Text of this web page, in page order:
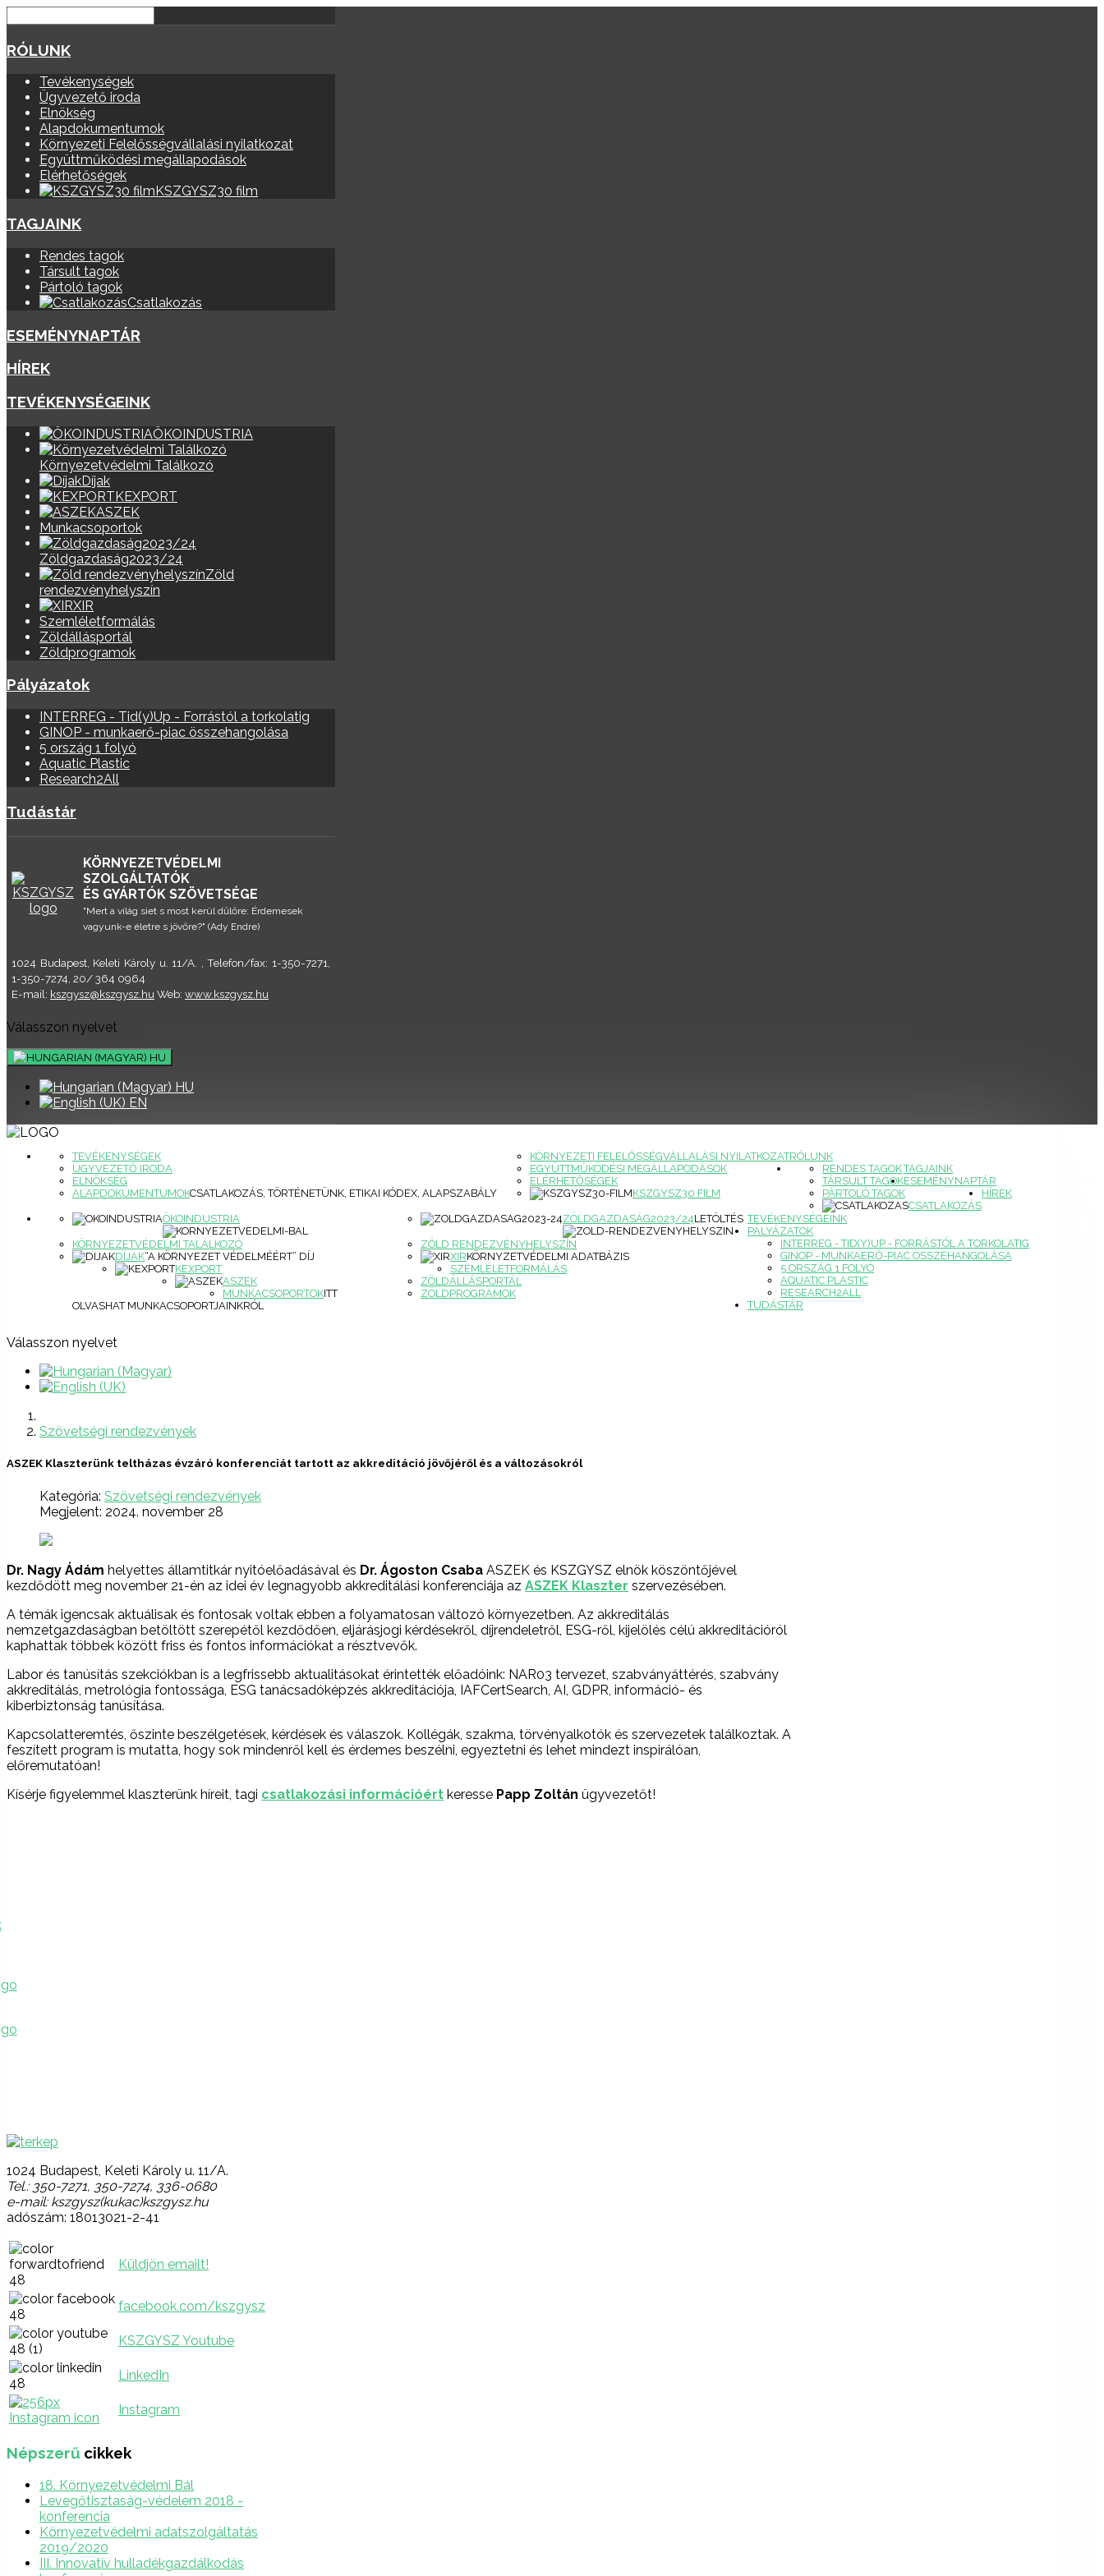
RÓLUNK
Tevékenységek
Ügyvezető iroda
Elnökség
Alapdokumentumok
Környezeti Felelősségvállalási nyilatkozat
Együttműködési megállapodások
Elérhetőségek
KSZGYSZ30 film
TAGJAINK
Rendes tagok
Társult tagok
Pártoló tagok
Csatlakozás
ESEMÉNYNAPTÁR
HÍREK
TEVÉKENYSÉGEINK
ÖKOINDUSTRIA
Környezetvédelmi Találkozó
Díjak
KEXPORT
ASZEK
Munkacsoportok
Zöldgazdaság2023/24
Zöld
rendezvényhelyszín
XIR
Szemléletformálás
Zöldállásportál
Zöldprogramok
Pályázatok
INTERREG - Tid(y)Up - Forrástól a torkolatig
GINOP - munkaerő-piac összehangolása
5 ország 1 folyó
Aquatic Plastic
Research2All
Tudástár
KÖRNYEZETVÉDELMI
SZOLGÁLTATÓK
ÉS GYÁRTÓK SZÖVETSÉGE
"Mert a világ siet s most kerül dűlőre: Érdemesek
vagyunk-e életre s jövőre?" (Ady Endre)
1024 Budapest, Keleti Károly u. 11/A. , Telefon/fax: 1-350-7271,
1-350-7274, 20/ 364 0964
E-mail: kszgysz@kszgysz.hu Web: www.kszgysz.hu
Válasszon nyelvet
HU
HU
EN
RÓLUNK
TEVÉKENYSÉGEK
ÜGYVEZETŐ IRODA
ELNÖKSÉG
ALAPDOKUMENTUMOKCSATLAKOZÁS, TÖRTÉNETÜNK, ETIKAI KÓDEX, ALAPSZABÁLY
KÖRNYEZETI FELELŐSSÉGVÁLLALÁSI NYILATKOZAT
EGYÜTTMŰKÖDÉSI MEGÁLLAPODÁSOK
ELÉRHETŐSÉGEK
KSZGYSZ30 FILM
TAGJAINK
RENDES TAGOK
TÁRSULT TAGOK
PÁRTOLÓ TAGOK
CSATLAKOZÁS
ESEMÉNYNAPTÁR
HÍREK
TEVÉKENYSÉGEINK
ÖKOINDUSTRIA
KÖRNYEZETVÉDELMI TALÁLKOZÓ
DÍJAK“A KÖRNYEZET VÉDELMÉÉRT” DÍJ
KEXPORT
ASZEK
MUNKACSOPORTOKITT
OLVASHAT MUNKACSOPORTJAINKRÓL
ZÖLDGAZDASÁG2023/24LETÖLTÉS
ZÖLD RENDEZVÉNYHELYSZÍN
XIRKÖRNYZETVÉDELMI ADATBÁZIS
SZEMLÉLETFORMÁLÁS
ZÖLDÁLLÁSPORTÁL
ZÖLDPROGRAMOK
PÁLYÁZATOK
INTERREG - TID(Y)UP - FORRÁSTÓL A TORKOLATIG
GINOP - MUNKAERŐ-PIAC ÖSSZEHANGOLÁSA
5 ORSZÁG 1 FOLYÓ
AQUATIC PLASTIC
RESEARCH2ALL
TUDÁSTÁR
Válasszon nyelvet
Szövetségi rendezvények
ASZEK Klaszterünk teltházas évzáró konferenciát tartott az akkreditáció jövőjéről és a változásokról
Kategória: Szövetségi rendezvények
Megjelent: 2024. november 28
Dr. Nagy Ádám helyettes államtitkár nyitóelőadásával és Dr. Ágoston Csaba ASZEK és KSZGYSZ elnök köszöntőjével
kezdődött meg november 21-én az idei év legnagyobb akkreditálási konferenciája az ASZEK Klaszter szervezésében.
A témák igencsak aktuálisak és fontosak voltak ebben a folyamatosan változó környezetben. Az akkreditálás
nemzetgazdaságban betöltött szerepétől kezdődően, eljárásjogi kérdésekről, díjrendeletről, ESG-ről, kijelölés célú akkreditációról
kaphattak többek között friss és fontos információkat a résztvevők.
Labor és tanúsítás szekciókban is a legfrissebb aktualitásokat érintették előadóink: NAR03 tervezet, szabványáttérés, szabvány
akkreditálás, metrológia fontossága, ESG tanácsadóképzés akkreditációja, IAFCertSearch, AI, GDPR, információ- és
kiberbiztonság tanúsítása.
Kapcsolatteremtés, őszinte beszélgetések, kérdések és válaszok. Kollégák, szakma, törvényalkotók és szervezetek találkoztak. A
feszített program is mutatta, hogy sok mindenről kell és érdemes beszélni, egyeztetni és lehet mindezt inspirálóan,
előremutatóan!
Kísérje figyelemmel klaszterünk híreit, tagi csatlakozási információért keresse Papp Zoltán ügyvezetőt!
1024 Budapest, Keleti Károly u. 11/A.
Tel.: 350-7271, 350-7274, 336-0680
e-mail: kszgysz(kukac)kszgysz.hu
adószám: 18013021-2-41
Küldjön emailt!
facebook.com/kszgysz
KSZGYSZ Youtube
LinkedIn
Instagram
Népszerű cikkek
18. Környezetvédelmi Bál
Levegőtisztaság-védelem 2018 -
konferencia
Környezetvédelmi adatszolgáltatás
2019/2020
III. Innovatív hulladékgazdálkodás